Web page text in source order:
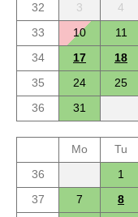
32
3 4
33
10 11
34
17 18
35
24 25
36
31
Mo
Tu
36
1
37
7 8